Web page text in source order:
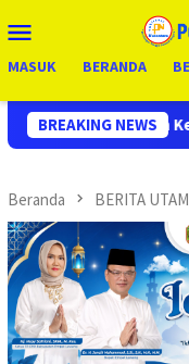
ke
Mobile
MASUK BERANDA
BREAKING NEWS
TNI, Semoga
Beranda BERITA